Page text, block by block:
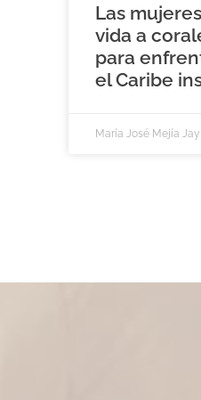
Las
vida a
para
el Caribe
María José Mejía Jay